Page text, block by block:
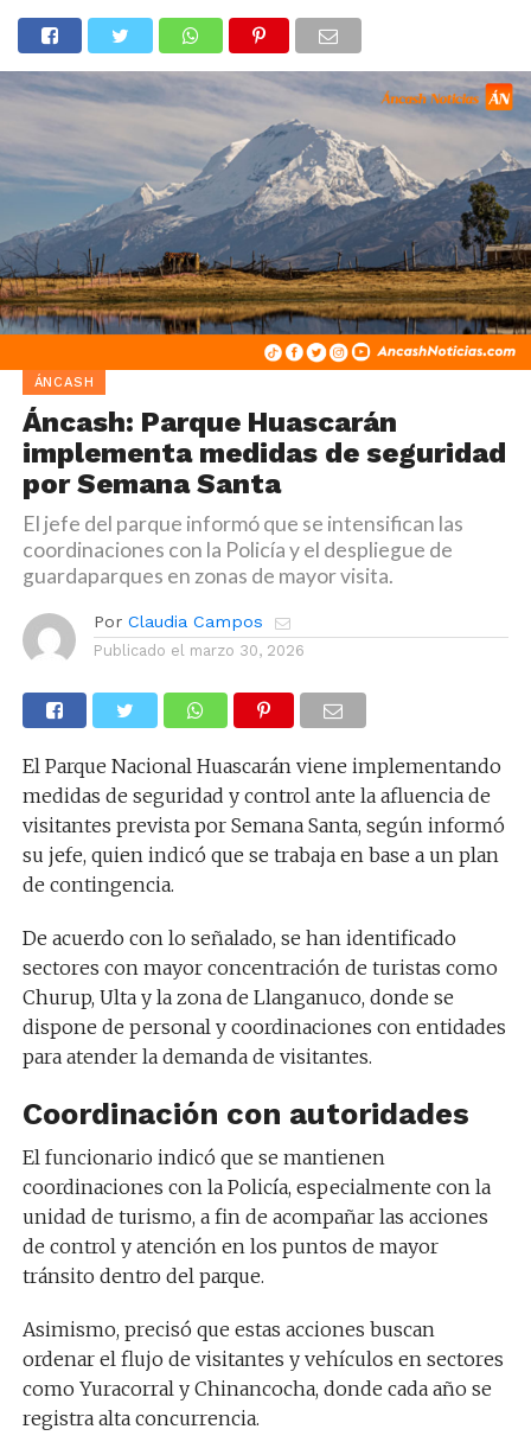
ÁNCASH
Áncash: Parque Huascarán
implementa medidas de seguridad
por Semana Santa
El jefe del parque informó que se intensifican las
coordinaciones con la Policía y el despliegue de
guardaparques en zonas de mayor visita.
Por Claudia Campos
Publicado el marzo 30, 2026
El Parque Nacional Huascarán viene implementando
medidas de seguridad y control ante la afluencia de
visitantes prevista por Semana Santa, según informó
su jefe, quien indicó que se trabaja en base a un plan
de contingencia.
De acuerdo con lo señalado, se han identificado
sectores con mayor concentración de turistas como
Churup, Ulta y la zona de Llanganuco, donde se
dispone de personal y coordinaciones con entidades
para atender la demanda de visitantes.
Coordinación con autoridades
El funcionario indicó que se mantienen
coordinaciones con la Policía, especialmente con la
unidad de turismo, a fin de acompañar las acciones
de control y atención en los puntos de mayor
tránsito dentro del parque.
Asimismo, precisó que estas acciones buscan
ordenar el flujo de visitantes y vehículos en sectores
como Yuracorral y Chinancocha, donde cada año se
registra alta concurrencia.